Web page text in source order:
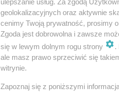
sprawdziliśmy również,
Szkoła z
geolokalizacyjnych oraz aktywnie
cenimy Twoją prywatność, prosimy
Zgoda jest dobrowolna i zawsze
się w lewym dolnym rogu strony
.
ale masz prawo sprzeciwić się
witrynie.
Zapoznaj się z poniższymi